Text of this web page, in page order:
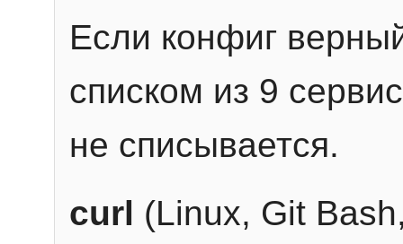
Если конфиг
списком из 9
не списывается.
curl (Linux, Git